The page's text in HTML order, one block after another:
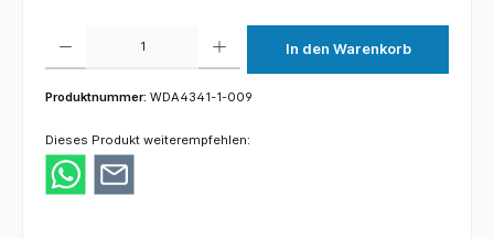
In den Warenkorb
Produktnummer: WDA4341-1-009
Dieses Produkt weiterempfehlen: